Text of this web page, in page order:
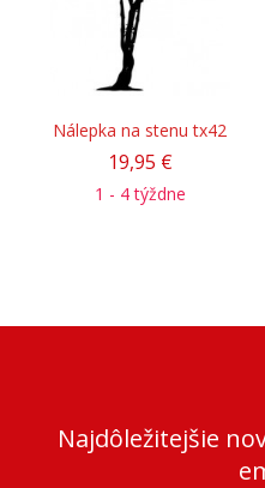
Nálepka na stenu tx42
19,95 €
1 - 4 týždne
Najdôležitejšie